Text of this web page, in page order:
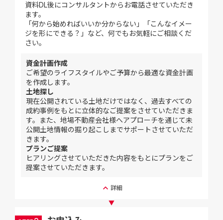
資料DL後にコンサルタントからお電話させていただき
ます。
「何から始めればいいか分からない」「こんなイメー
ジを形にできる？」など、何でもお気軽にご相談くだ
さい。
keyboard_arrow_up 詳細
資金計画作成
ご希望のライフスタイルやご予算から最適な資金計画
を作成します。
土地探し
現在公開されている土地だけではなく、過去すべての
成約事例をもとに立体的なご提案をさせていただきま
す。また、地場不動産会社様へアプローチを通じて未
公開土地情報の掘り起こしまでサポートさせていただ
きます。
プランご提案
ヒアリングさせていただきた内容をもとにプランをご
提案させていただきます。
▼